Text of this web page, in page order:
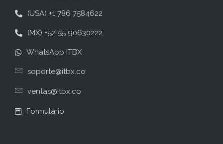
(USA) +1 786 7584622
(MX) +52 55 90630222
WhatsApp ITBX
soporte@itbx.co
ventas@itbx.co
Formulario